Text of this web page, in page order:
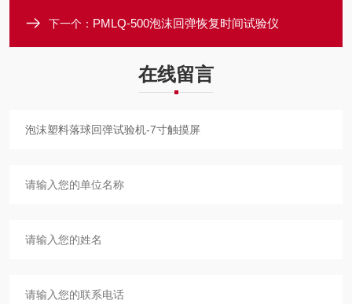
下一个： PMLQ-500泡沫回弹恢复时间试验仪
在线留言